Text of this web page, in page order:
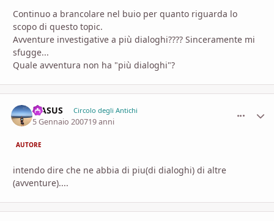
Continuo a brancolare nel buio per quanto riguarda lo
scopo di questo topic.
Avventure investigative a più dialoghi???? Sinceramente mi
sfugge...
Quale avventura non ha "più dialoghi"?
MASUS Circolo degli Antichi
5 Gennaio 200719 anni
AUTORE
intendo dire che ne abbia di piu(di dialoghi) di altre
(avventure)....